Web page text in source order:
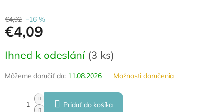
€4,92 –16 %
€4,09
cena:
Ihned k odeslání (3 ks)
Môžeme doručiť do: 11.08.2026 Možnosti doručenia
Pridať do košíka